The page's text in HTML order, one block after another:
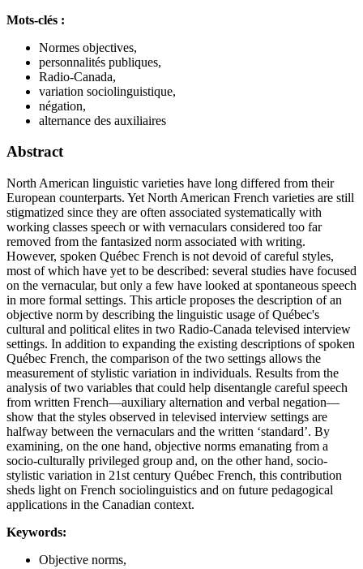
Mots-clés :
Normes objectives,
personnalités publiques,
Radio-Canada,
variation sociolinguistique,
négation,
alternance des auxiliaires
Abstract
North American linguistic varieties have long differed from their
European counterparts. Yet North American French varieties are still
stigmatized since they are often associated systematically with
working classes speech or with vernaculars considered too far
removed from the fantasized norm associated with writing.
However, spoken Québec French is not devoid of careful styles,
most of which have yet to be described: several studies have focused
on the vernacular, but only a few have looked at spontaneous speech
in more formal settings. This article proposes the description of an
objective norm by describing the linguistic usage of Québec's
cultural and political elites in two Radio-Canada televised interview
settings. In addition to expanding the existing descriptions of spoken
Québec French, the comparison of the two settings allows the
measurement of stylistic variation in individuals. Results from the
analysis of two variables that could help disentangle careful speech
from written French—auxiliary alternation and verbal negation—
show that the styles observed in televised interview settings are
halfway between the vernaculars and the written ‘standard’. By
examining, on the one hand, objective norms emanating from a
socio-culturally privileged group and, on the other hand, socio-
stylistic variation in 21st century Québec French, this contribution
sheds light on French sociolinguistics and on future pedagogical
applications in the Canadian context.
Keywords:
Objective norms,